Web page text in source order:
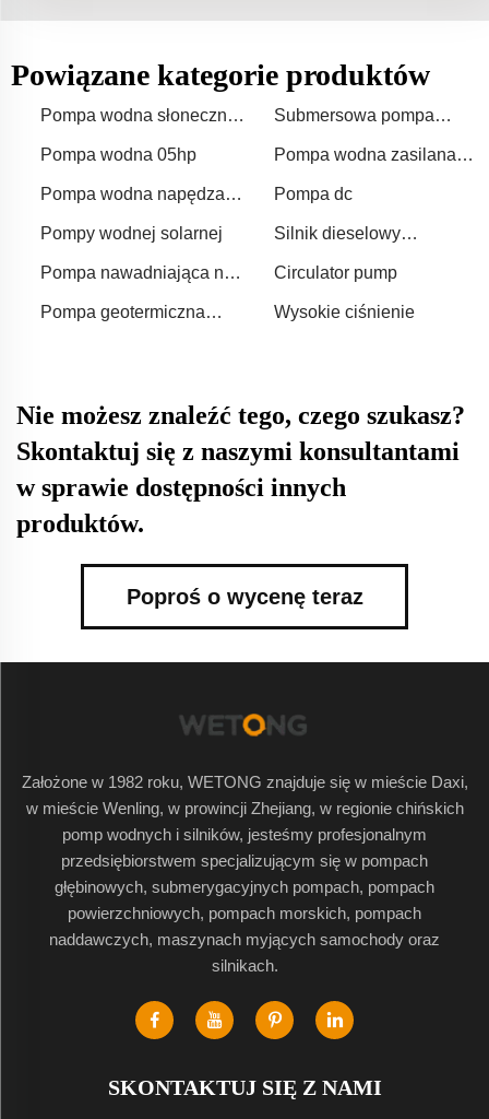
Powiązane kategorie produktów
Pompa wodna słoneczna
Submersowa pompa
Pompa wodna 05hp
Pompa wodna zasilana
Pompa wodna napędzana
Pompa dc
Pompy wodnej solarnej
Silnik dieselowy
Pompa nawadniająca na
Circulator pump
Pompa geotermiczna
Wysokie ciśnienie
Nie możesz znaleźć tego, czego szukasz?
Skontaktuj się z naszymi konsultantami
w sprawie dostępności innych
produktów.
Poproś o wycenę teraz
Założone w 1982 roku, WETONG znajduje się w mieście Daxi,
w mieście Wenling, w prowincji Zhejiang, w regionie chińskich
pomp wodnych i silników, jesteśmy profesjonalnym
przedsiębiorstwem specjalizującym się w pompach
głębinowych, submerygacyjnych pompach, pompach
powierzchniowych, pompach morskich, pompach
naddawczych, maszynach myjących samochody oraz
silnikach.
SKONTAKTUJ SIĘ Z NAMI